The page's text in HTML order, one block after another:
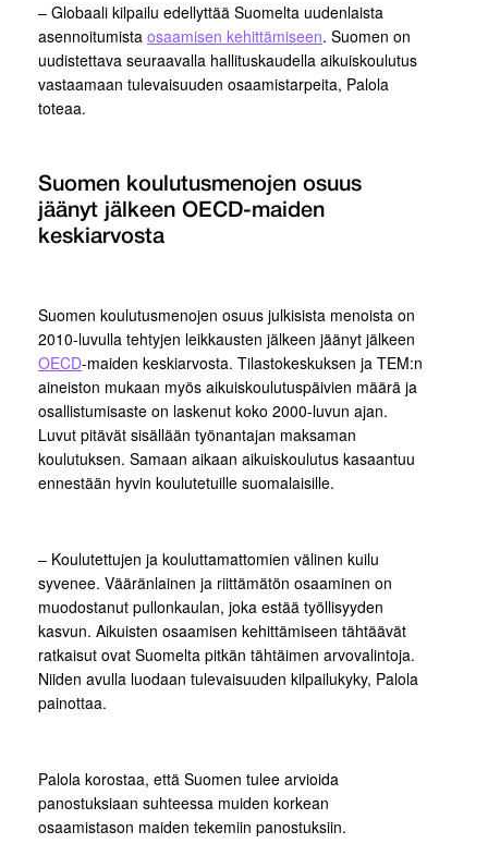
– Globaali kilpailu edellyttää Suomelta uudenlaista
asennoitumista osaamisen kehittämiseen. Suomen on
uudistettava seuraavalla hallituskaudella aikuiskoulutus
vastaamaan tulevaisuuden osaamistarpeita, Palola
toteaa.
Suomen koulutusmenojen osuus
jäänyt jälkeen OECD-maiden
keskiarvosta
Suomen koulutusmenojen osuus julkisista menoista on
2010-luvulla tehtyjen leikkausten jälkeen jäänyt jälkeen
OECD-maiden keskiarvosta. Tilastokeskuksen ja TEM:n
aineiston mukaan myös aikuiskoulutuspäivien määrä ja
osallistumisaste on laskenut koko 2000-luvun ajan.
Luvut pitävät sisällään työnantajan maksaman
koulutuksen. Samaan aikaan aikuiskoulutus kasaantuu
ennestään hyvin koulutetuille suomalaisille.
– Koulutettujen ja kouluttamattomien välinen kuilu
syvenee. Vääränlainen ja riittämätön osaaminen on
muodostanut pullonkaulan, joka estää työllisyyden
kasvun. Aikuisten osaamisen kehittämiseen tähtäävät
ratkaisut ovat Suomelta pitkän tähtäimen arvovalintoja.
Niiden avulla luodaan tulevaisuuden kilpailu­kyky, Palola
painottaa.
Palola korostaa, että Suomen tulee arvioida
panostuksiaan suhteessa muiden korkean
osaamistason maiden tekemiin panostuksiin.